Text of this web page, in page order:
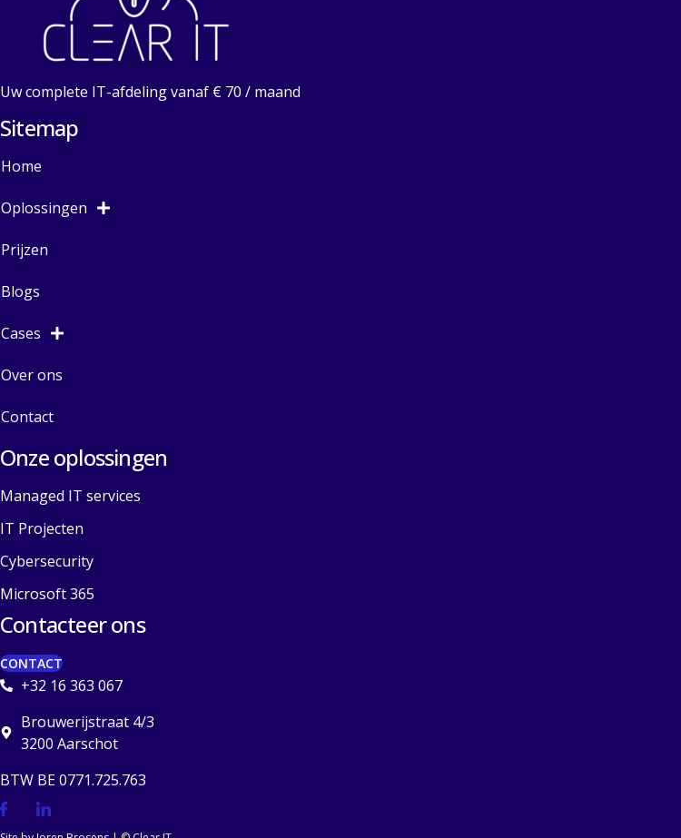
Uw complete IT-afdeling vanaf € 70 / maand
Sitemap
Home
Oplossingen
Prijzen
Blogs
Cases
Over ons
Contact
Onze oplossingen
Managed IT services
IT Projecten
Cybersecurity
Microsoft 365
Contacteer ons
CONTACT
+32 16 363 067
Brouwerijstraat 4/3
3200 Aarschot
BTW BE 0771.725.763